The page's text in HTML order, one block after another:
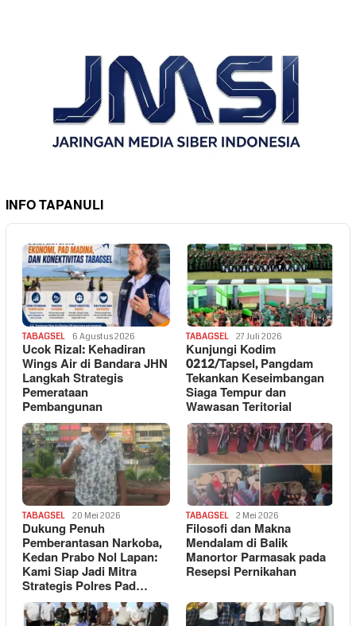
INFO TAPANULI
TABAGSEL 6 Agustus 2026
Ucok Rizal: Kehadiran
Wings Air di Bandara JHN
Langkah Strategis
Pemerataan
Pembangunan
TABAGSEL 27 Juli 2026
Kunjungi Kodim
0212/Tapsel, Pangdam
Tekankan Keseimbangan
Siaga Tempur dan
Wawasan Teritorial
TABAGSEL 20 Mei 2026
Dukung Penuh
Pemberantasan Narkoba,
Kedan Prabo Nol Lapan:
Kami Siap Jadi Mitra
Strategis Polres Pad…
TABAGSEL 2 Mei 2026
Filosofi dan Makna
Mendalam di Balik
Manortor Parmasak pada
Resepsi Pernikahan